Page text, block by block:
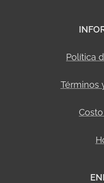
Política
Términos